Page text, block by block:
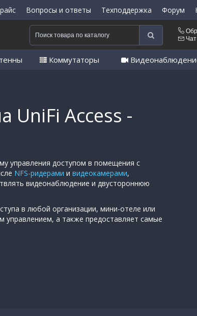
Вопросы и ответы Техподдержка Форум
Коммутаторы
UniFi Access -
управления доступом в помещения с
NFS-ридерами и видеокамерами,
видеонаблюдение и двустороннюю
в любой организации, мини-отеле или
управлением, а также предоставляет самые